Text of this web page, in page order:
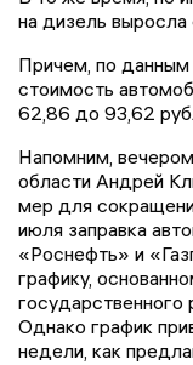
на дизель
Причем, по данным
стоимость
62,86 до 93,62
Напомним,
области Андрей
мер для
июля заправка
«Роснефть» и
графику,
государственного
Однако график
недели, как